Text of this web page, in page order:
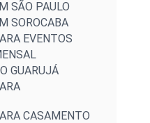
SÃO PAULO
SOROCABA
EVENTOS
GUARUJÁ
CASAMENTO